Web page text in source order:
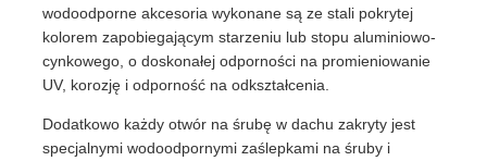
wodoodporne akcesoria wykonane są ze stali pokrytej
kolorem zapobiegającym starzeniu lub stopu aluminiowo-
cynkowego, o doskonałej odporności na promieniowanie
UV, korozję i odporność na odkształcenia.
Dodatkowo każdy otwór na śrubę w dachu zakryty jest
specjalnymi wodoodpornymi zaślepkami na śruby i